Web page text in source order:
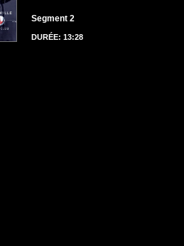
Segment 2
DURÉE: 13:28